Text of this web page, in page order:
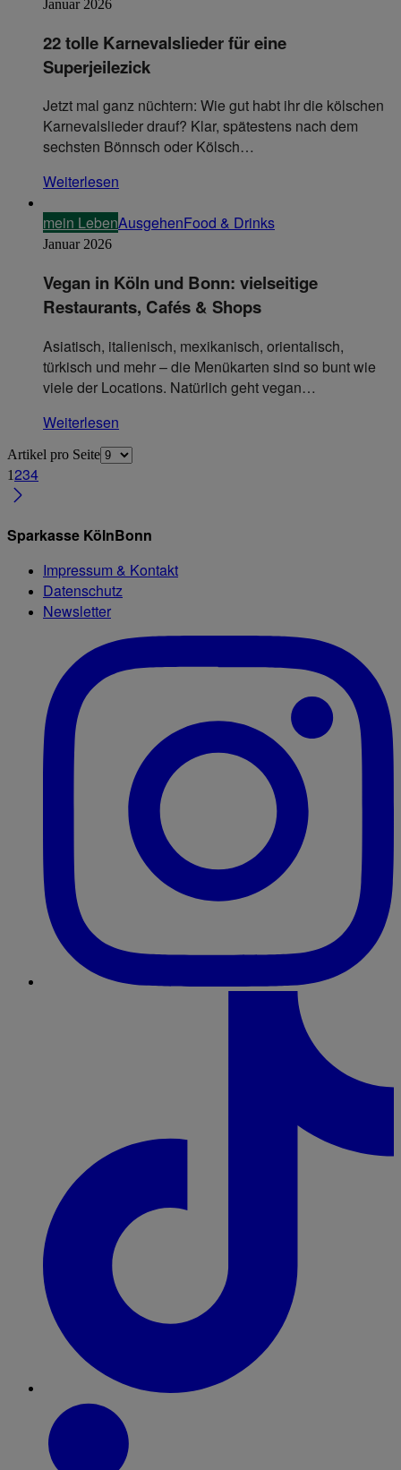
Januar 2026
22 tolle Karnevalslieder für eine
Superjeilezick
Jetzt mal ganz nüchtern: Wie gut habt ihr die kölschen
Karnevalslieder drauf? Klar, spätestens nach dem
sechsten Bönnsch oder Kölsch…
Weiterlesen
mein LebenAusgehenFood & Drinks
Januar 2026
Vegan in Köln und Bonn: vielseitige
Restaurants, Cafés & Shops
Asiatisch, italienisch, mexikanisch, orientalisch,
türkisch und mehr – die Menükarten sind so bunt wie
viele der Locations. Natürlich geht vegan…
Weiterlesen
Artikel pro Seite
1234
Sparkasse KölnBonn
Impressum & Kontakt
Datenschutz
Newsletter